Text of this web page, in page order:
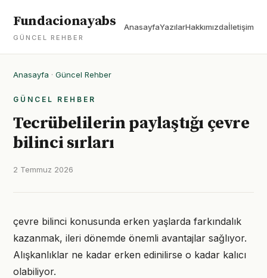
Fundacionayabs
GÜNCEL REHBER
AnasayfaYazılarHakkımızdaİletişim
Anasayfa · Güncel Rehber
GÜNCEL REHBER
Tecrübelilerin paylaştığı çevre
bilinci sırları
2 Temmuz 2026
çevre bilinci konusunda erken yaşlarda farkındalık
kazanmak, ileri dönemde önemli avantajlar sağlıyor.
Alışkanlıklar ne kadar erken edinilirse o kadar kalıcı
olabiliyor.